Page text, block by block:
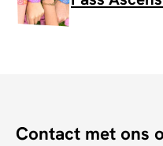
Contact met ons